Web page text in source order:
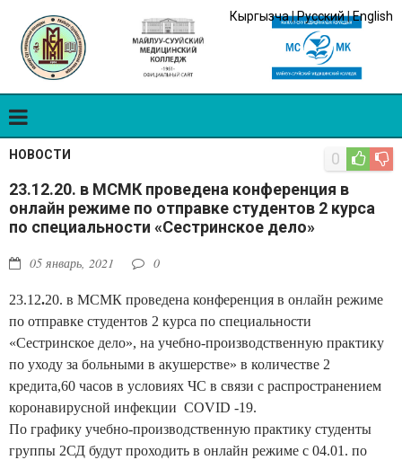
Кыргызча|Русский|English
НОВОСТИ
23.12.20. в МСМК проведена конференция в
онлайн режиме по отправке студентов 2 курса
по специальности «Сестринское дело»
05 январь, 2021 0
0
23.12.20. в МСМК проведена конференция в онлайн режиме
по отправке студентов 2 курса по специальности
«Сестринское дело», на учебно-производственную практику
по уходу за больными в акушерстве» в количестве 2
кредита,60 часов в условиях ЧС в связи с распространением
коронавирусной инфекции COVID -19.
По графику учебно-производственную практику студенты
группы 2СД будут проходить в онлайн режиме с 04.01. по